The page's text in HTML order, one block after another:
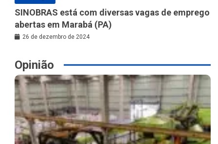
SINOBRAS está com diversas vagas de emprego
abertas em Marabá (PA)
26 de dezembro de 2024
Opinião